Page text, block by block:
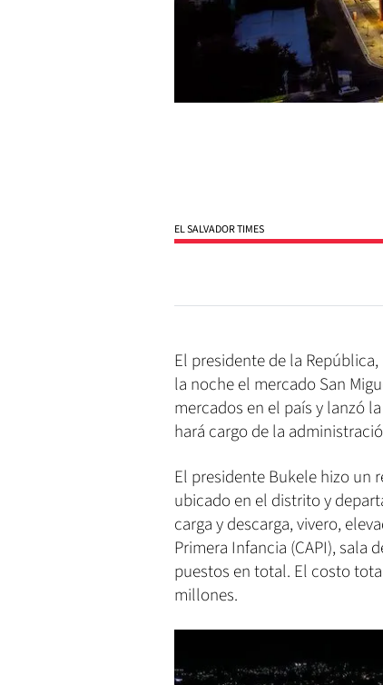
EL SALVADOR TIMES
El presidente de la
la noche el mercado San
mercados en el país y lanzó
hará cargo de la
El presidente Bukele hizo un
ubicado en el distrito y
carga y descarga, vivero,
Primera Infancia (CAPI), sala
puestos en total. El costo
millones.